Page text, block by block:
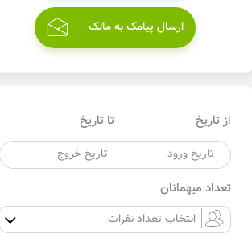
ارسال پیامک به مالک
از تاریخ تا تاریخ
تعداد میهمانان